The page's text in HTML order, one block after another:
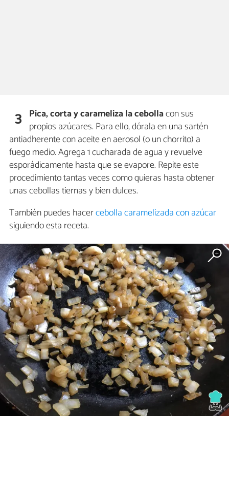
3 Pica, corta y carameliza la cebollacon sus
propios azúcares. Para ello, dórala en una sartén
antiadherente con aceite en aerosol (o un chorrito) a
fuego medio. Agrega 1 cucharada de agua y revuelve
esporádicamente hasta que se evapore. Repite este
procedimiento tantas veces como quieras hasta obtener
unas cebollas tiernas y bien dulces.
También puedes hacercebolla caramelizada con azúcar
siguiendo esta receta.